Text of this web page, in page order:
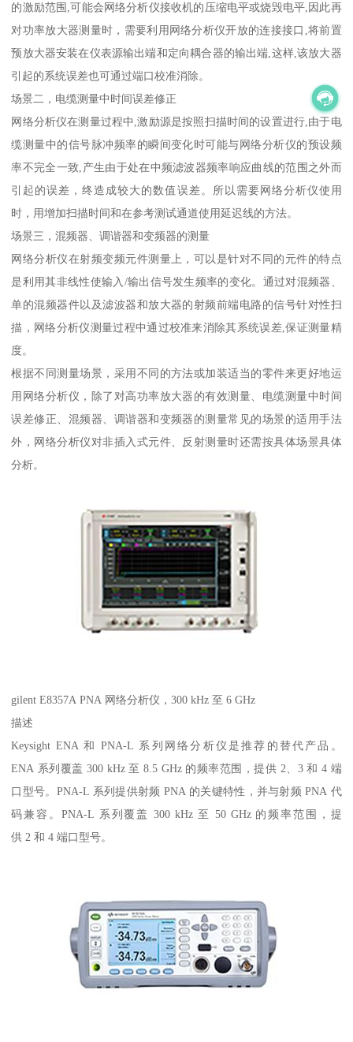
的激励范围,可能会网络分析仪接收机的压缩电平或烧毁电平,因此再
对功率放大器测量时，需要利用网络分析仪开放的连接接口,将前置
预放大器安装在仪表源输出端和定向耦合器的输出端,这样,该放大器
引起的系统误差也可通过端口校准消除。
场景二，电缆测量中时间误差修正
网络分析仪在测量过程中,激励源是按照扫描时间的设置进行,由于电
缆测量中的信号脉冲频率的瞬间变化时可能与网络分析仪的预设频
率不完全一致,产生由于处在中频滤波器频率响应曲线的范围之外而
引起的误差，终造成较大的数值误差。所以需要网络分析仪使用
时，用增加扫描时间和在参考测试通道使用延迟线的方法。
场景三，混频器、调谐器和变频器的测量
网络分析仪在射频变频元件测量上，可以是针对不同的元件的特点
是利用其非线性使输入/输出信号发生频率的变化。通过对混频器、
单的混频器件以及滤波器和放大器的射频前端电路的信号针对性扫
描，网络分析仪测量过程中通过校准来消除其系统误差,保证测量精
度。
根据不同测量场景，采用不同的方法或加装适当的零件来更好地运
用网络分析仪，除了对高功率放大器的有效测量、电缆测量中时间
误差修正、混频器、调谐器和变频器的测量常见的场景的适用手法
外，网络分析仪对非插入式元件、反射测量时还需按具体场景具体
分析。
gilent E8357A PNA 网络分析仪，300 kHz 至 6 GHz
描述
Keysight ENA 和 PNA-L 系列网络分析仪是推荐的替代产品。
ENA 系列覆盖 300 kHz 至 8.5 GHz 的频率范围，提供 2、3 和 4 端
口型号。PNA-L 系列提供射频 PNA 的关键特性，并与射频 PNA 代
码兼容。PNA-L 系列覆盖 300 kHz 至 50 GHz 的频率范围，提
供 2 和 4 端口型号。